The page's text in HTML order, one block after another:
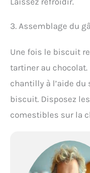
3. Assemblage du
Une fois le biscuit
tartiner au
chantilly à l’aide
biscuit. Disposez
comestibles sur la